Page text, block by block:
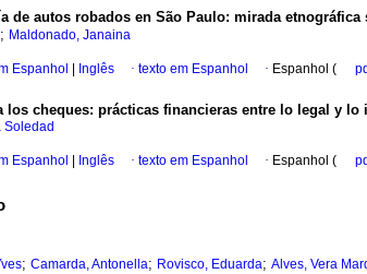
de autos robados en São Paulo: mirada
; Maldonado, Janaina
Espanhol Inglês · texto em Espanhol · Espanhol (
los cheques: prácticas financieras entre lo legal y lo
Soledad
Espanhol Inglês · texto em Espanhol · Espanhol (
; Camarda, Antonella; Rovisco, Eduarda; Alves, Vera